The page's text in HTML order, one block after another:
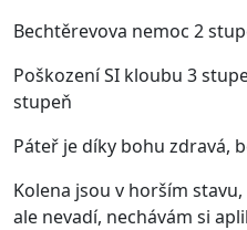
Bechtěrevova nemoc 2
Poškození SI kloubu 3
stupeň
Páteř je díky bohu zdravá,
Kolena jsou v horším
ale nevadí, nechávám si